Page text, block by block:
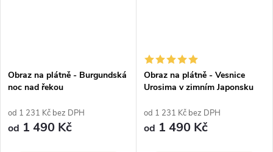
Obraz na plátně - Burgundská
noc nad řekou
od 1 231 Kč bez DPH
od 1 490 Kč
Obraz na plátně - Vesnice
Urosima v zimním Japonsku
od 1 231 Kč bez DPH
od 1 490 Kč